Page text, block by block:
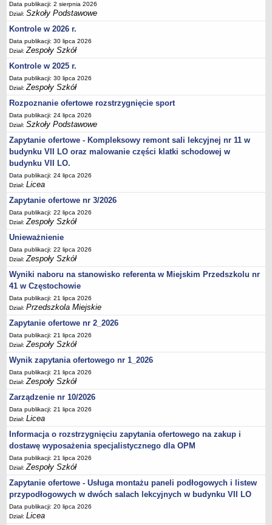
PORADNIE PSYCHOLOGICZNO-PEDAGOGICZNE
Zespół Poradni
BIURO FINANSÓW OŚWIATY
Dane podstawowe
Statut
Majątek
Godziny dyżurów
Ogłoszenia
Zarządzenia
Rejestry, ewidencje, archiwa
Kontrole
PONOWNE WYKORZYSTYWANIE
Sprawozdania
Deklaracja dostępności
DEKLARACJA DOSTĘPNOŚCI
OŚWIADCZENIA MAJĄTKOWE
PONOWNE WYKORZYSTYWANIE
UDOSTĘPNIANIE INFORMACJI PUBLICZNEJ
OCHRONA DANYCH OSOBOWYCH
Data publikacji: 2 sierpnia 2026
Dział:Szkoły Podstawowe
Kontrole w 2026 r.
Data publikacji: 30 lipca 2026
Dział:Zespoły Szkół
Kontrole w 2025 r.
Data publikacji: 30 lipca 2026
Dział:Zespoły Szkół
Rozpoznanie ofertowe rozstrzygnięcie sport
Data publikacji: 24 lipca 2026
Dział:Szkoły Podstawowe
Zapytanie ofertowe - Kompleksowy remont sali lekcyjnej nr 11 w
budynku VII LO oraz malowanie części klatki schodowej w
budynku VII LO.
Data publikacji: 24 lipca 2026
Dział:Licea
Zapytanie ofertowe nr 3/2026
Data publikacji: 22 lipca 2026
Dział:Zespoły Szkół
Unieważnienie
Data publikacji: 22 lipca 2026
Dział:Zespoły Szkół
Wyniki naboru na stanowisko referenta w Miejskim Przedszkolu nr
41 w Częstochowie
Data publikacji: 21 lipca 2026
Dział:Przedszkola Miejskie
Zapytanie ofertowe nr 2_2026
Data publikacji: 21 lipca 2026
Dział:Zespoły Szkół
Wynik zapytania ofertowego nr 1_2026
Data publikacji: 21 lipca 2026
Dział:Zespoły Szkół
Zarządzenie nr 10/2026
Data publikacji: 21 lipca 2026
Dział:Licea
Informacja o rozstrzygnięciu zapytania ofertowego na zakup i
dostawę wyposażenia specjalistycznego dla OPM
Data publikacji: 21 lipca 2026
Dział:Zespoły Szkół
Zapytanie ofertowe - Usługa montażu paneli podłogowych i listew
przypodłogowych w dwóch salach lekcyjnych w budynku VII LO
Data publikacji: 20 lipca 2026
Dział:Licea